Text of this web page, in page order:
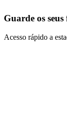
Guarde os
Acesso rápido a